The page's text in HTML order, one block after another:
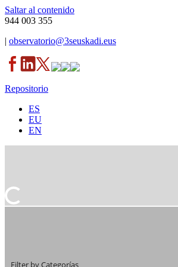
Saltar al contenido
944 003 355
| observatorio@3seuskadi.eus
Repositorio
ES
EU
EN
Filter by Categorías